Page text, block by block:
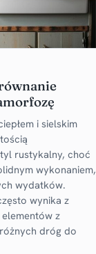
i sielskim
rustykalny, choć
wykonaniem,
wydatków.
wynika z
z
dróg do